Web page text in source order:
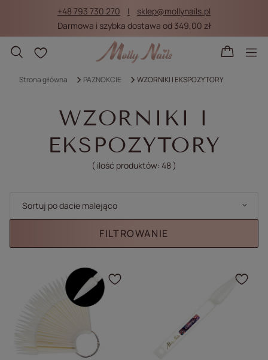
+48 793 730 270
sklep@mollynails.pl
Darmowa i szybka dostawa od 349,00 zł
Listy zakupowe
Strona główna PAZNOKCIE WZORNIKI I EKSPOZYTORY
WZORNIKI I
EKSPOZYTORY
( ilość produktów: 48 )
Zmień sortowanie
Sortuj po dacie malejąco
FILTROWANIE
Kliknij, aby dodać